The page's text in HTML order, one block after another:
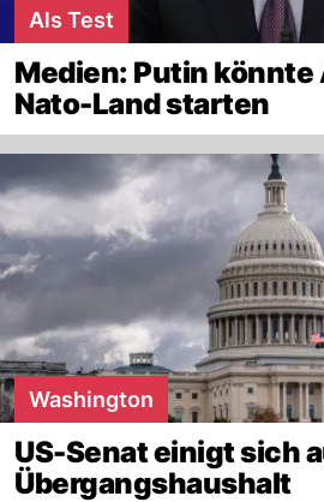
Als Test
Medien: Putin
Nato-Land starten
Washington
US-Senat einigt sich
Übergangshaushalt